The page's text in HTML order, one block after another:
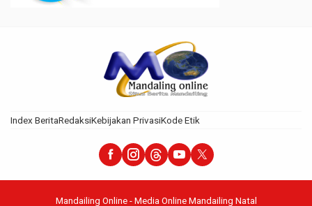
Index BeritaRedaksiKebijakan PrivasiKode Etik
Mandailing Online - Media Online Mandailing Natal